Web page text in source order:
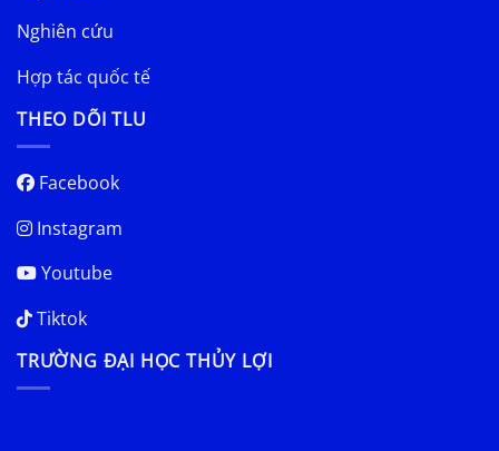
Nghiên cứu
Hợp tác quốc tế
THEO DÕI TLU
Facebook
Instagram
Youtube
Tiktok
TRƯỜNG ĐẠI HỌC THỦY LỢI